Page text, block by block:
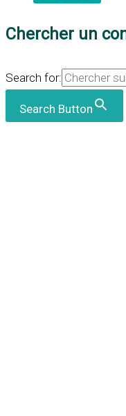
Chercher un
Search for:
Search Button